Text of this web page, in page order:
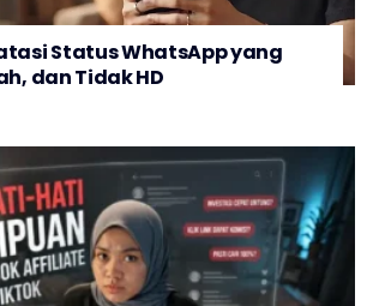
Status WhatsApp yang
dan Tidak HD